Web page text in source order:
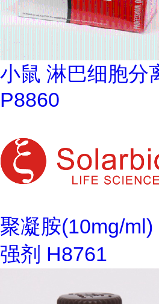
小鼠 淋巴细胞分
P8860
聚凝胺(10mg/
强剂 H8761